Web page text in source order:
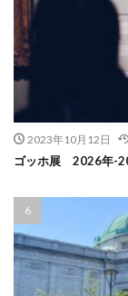
2023年10月12日
ゴッホ展 2026年-